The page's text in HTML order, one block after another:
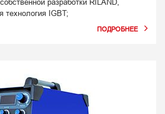
технология IGBT;